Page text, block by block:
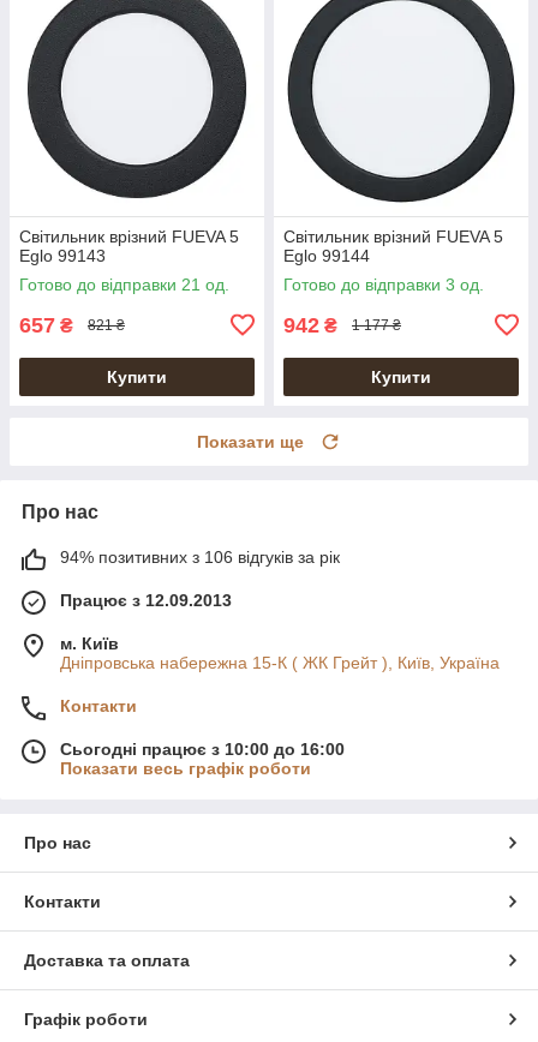
Світильник врізний FUEVA 5
Eglo 99143
Готово до відправки 21 од.
657 ₴ 821 ₴
Купити
Світильник врізний FUEVA 5
Eglo 99144
Готово до відправки 3 од.
942 ₴ 1 177 ₴
Купити
Показати ще
Про нас
94% позитивних з 106 відгуків за рік
Працює з 12.09.2013
м. Київ
Дніпровська набережна 15-К ( ЖК Грейт ), Київ, Україна
Контакти
Сьогодні працює з 10:00 до 16:00
Показати весь графік роботи
Про нас
Контакти
Доставка та оплата
Графік роботи